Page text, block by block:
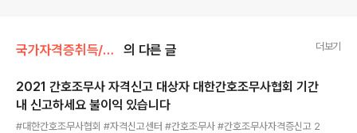
국가자격증취득/사회복지사필수과목레포트 의 다른 글 더보기
​2021 간호조무사 자격신고 대상자 대한간호조무사협회 기간
내 신고하세요 불이익 있습니다
#대한간호조무사협회 #자격신고센터 #간호조무사 #간호조무사자격증신고 ​2